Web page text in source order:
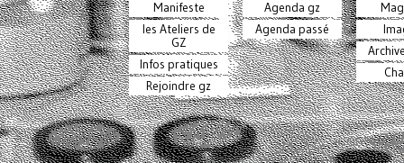
Manifeste
les Ateliers de
GZ
Infos pratiques
Rejoindre gz
Agenda gz
Agenda passé